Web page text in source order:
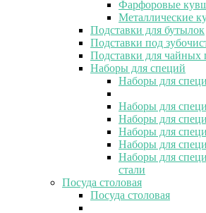
Фарфоровые
Металлические
Подставки для бутылок
Подставки под
Подставки для чайных
Наборы для специй
Наборы для
Наборы для
Наборы для
Наборы для
Наборы для
Наборы для
стали
Посуда столовая
Посуда столовая